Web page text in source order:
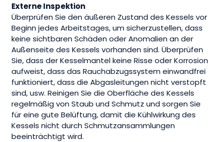
Externe Inspektion
Überprüfen Sie den äußeren Zustand des Kessels vor
Beginn jedes Arbeitstages, um sicherzustellen, dass
keine sichtbaren Schäden oder Anomalien an der
Außenseite des Kessels vorhanden sind. Überprüfen
Sie, dass der Kesselmantel keine Risse oder Korrosion
aufweist, dass das Rauchabzugssystem einwandfrei
funktioniert, dass die Abgasleitungen nicht verstopft
sind, usw. Reinigen Sie die Oberfläche des Kessels
regelmäßig von Staub und Schmutz und sorgen Sie
für eine gute Belüftung, damit die Kühlwirkung des
Kessels nicht durch Schmutzansammlungen
beeinträchtigt wird.